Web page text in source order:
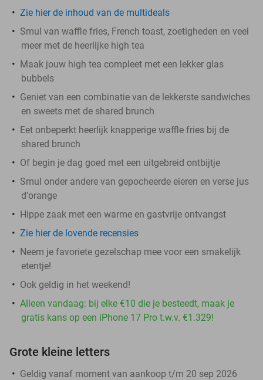
Zie hier de inhoud van de multideals
Smul van waffle fries, French toast, zoetigheden en veel
meer met de heerlijke high tea
Maak jouw high tea compleet met een lekker glas
bubbels
Geniet van een combinatie van de lekkerste sandwiches
en sweets met de shared brunch
Eet onbeperkt heerlijk knapperige waffle fries bij de
shared brunch
Of begin je dag goed met een uitgebreid ontbijtje
Smul onder andere van gepocheerde eieren en verse jus
d'orange
Hippe zaak met een warme en gastvrije ontvangst
Zie hier de lovende recensies
Neem je favoriete gezelschap mee voor een smakelijk
etentje!
Ook geldig in het weekend!
Alleen vandaag: bij elke €10 die je besteedt, maak je
gratis kans op een iPhone 17 Pro t.w.v. €1.329!
Grote kleine letters
Geldig vanaf moment van aankoop t/m 20 sep 2026